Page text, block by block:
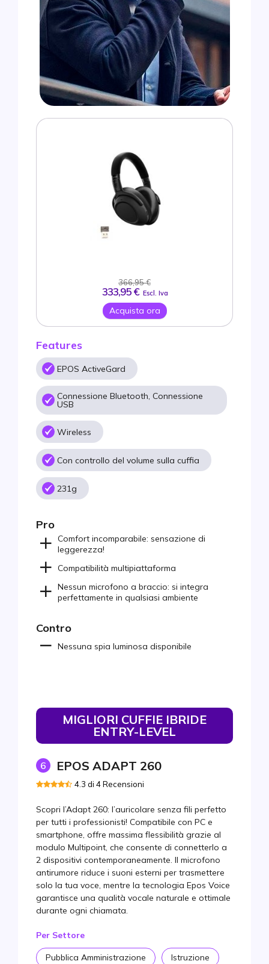
Features
EPOS ActiveGard
Connessione Bluetooth, Connessione
USB
Wireless
Con controllo del volume sulla cuffia
231g
Pro
Comfort incomparabile: sensazione di
leggerezza!
Compatibilità multipiattaforma
Nessun microfono a braccio: si integra
perfettamente in qualsiasi ambiente
Contro
Nessuna spia luminosa disponibile
366,95 €
333,95 € Escl. Iva
Acquista ora
MIGLIORI CUFFIE IBRIDE
ENTRY-LEVEL
6 EPOS ADAPT 260
4.3 di 4 Recensioni
Scopri l’Adapt 260: l’auricolare senza fili perfetto
per tutti i professionisti! Compatibile con PC e
smartphone, offre massima flessibilità grazie al
modulo Multipoint, che consente di connetterlo a
2 dispositivi contemporaneamente. Il microfono
antirumore riduce i suoni esterni per trasmettere
solo la tua voce, mentre la tecnologia Epos Voice
garantisce una qualità vocale naturale e ottimale
durante ogni chiamata.
Per Settore
Pubblica Amministrazione Istruzione